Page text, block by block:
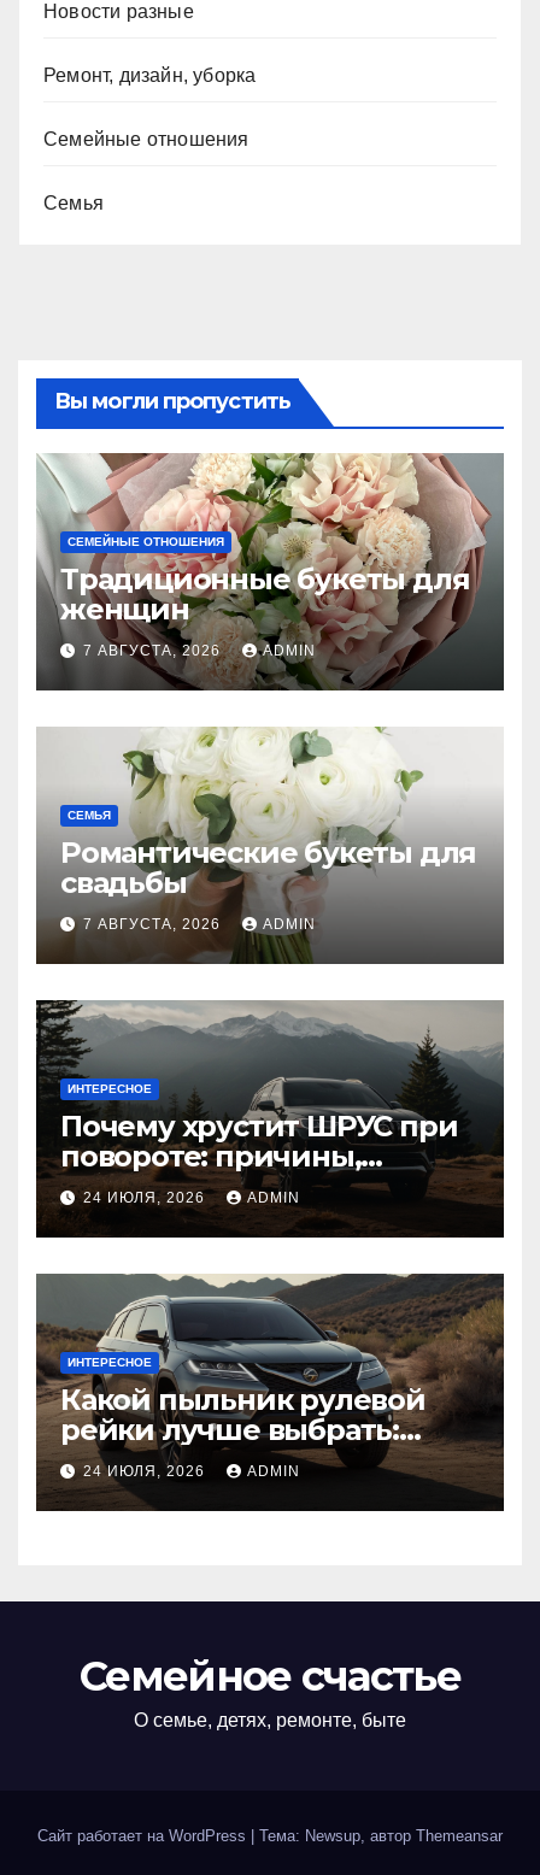
Новости разные
Ремонт, дизайн, уборка
Семейные отношения
Семья
Вы могли пропустить
СЕМЕЙНЫЕ ОТНОШЕНИЯ
Традиционные букеты для
женщин
7 АВГУСТА, 2026 ADMIN
СЕМЬЯ
Романтические букеты для
свадьбы
7 АВГУСТА, 2026 ADMIN
ИНТЕРЕСНОЕ
Почему хрустит ШРУС при
повороте: причины,
диагностика
24 ИЮЛЯ, 2026 ADMIN
ИНТЕРЕСНОЕ
Какой пыльник рулевой
рейки лучше выбрать:
оригинальный или аналог,
резина или полиуретан
24 ИЮЛЯ, 2026 ADMIN
Семейное счастье
О семье, детях, ремонте, быте
Сайт работает на WordPress Тема: Newsup, автор Themeansar